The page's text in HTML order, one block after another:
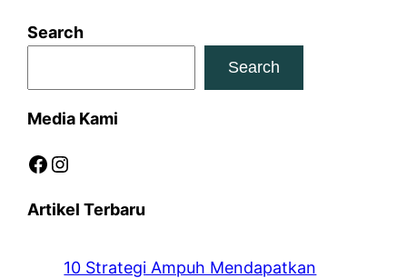
Search
Search
Media Kami
Facebook Instagram
Artikel Terbaru
10 Strategi Ampuh Mendapatkan